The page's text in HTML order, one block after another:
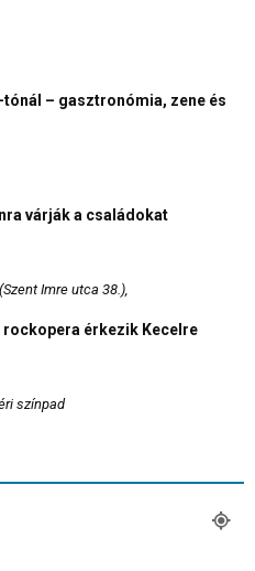
– gasztronómia, zene és
várják a családokat
Imre utca 38.),
rockopera érkezik Kecelre
színpad